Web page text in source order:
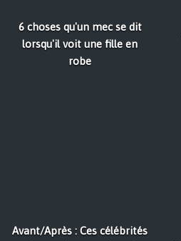
6 choses qu'un mec se dit
lorsqu'il voit une fille en
robe
Avant/Après : Ces célébrités